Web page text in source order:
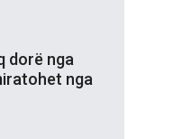
dorë nga
nga